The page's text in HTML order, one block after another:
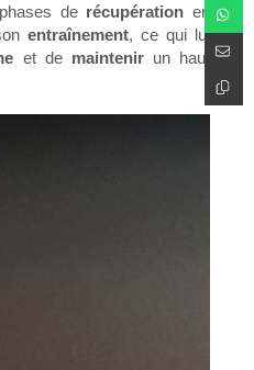
de récupération en
entraînement, ce qui lui
et de maintenirun haut